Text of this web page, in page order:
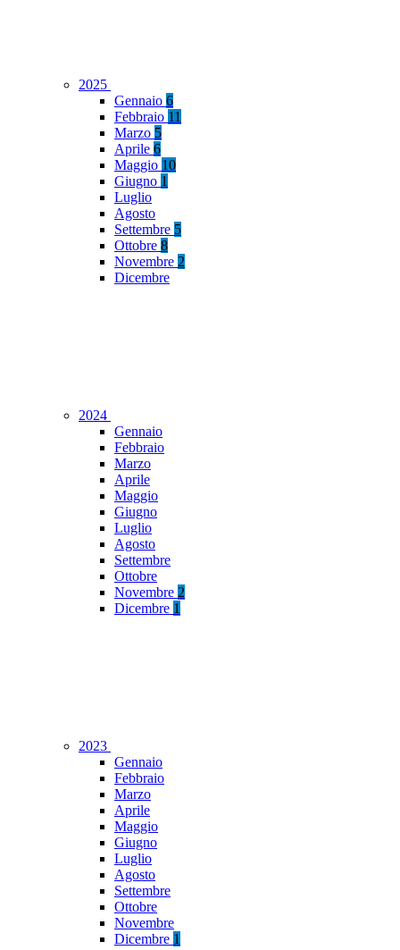
2025
Gennaio 6
Febbraio 11
Marzo 5
Aprile 6
Maggio 10
Giugno 1
Luglio
Agosto
Settembre 5
Ottobre 8
Novembre 2
Dicembre
2024
Gennaio
Febbraio
Marzo
Aprile
Maggio
Giugno
Luglio
Agosto
Settembre
Ottobre
Novembre 2
Dicembre 1
2023
Gennaio
Febbraio
Marzo
Aprile
Maggio
Giugno
Luglio
Agosto
Settembre
Ottobre
Novembre
Dicembre 1